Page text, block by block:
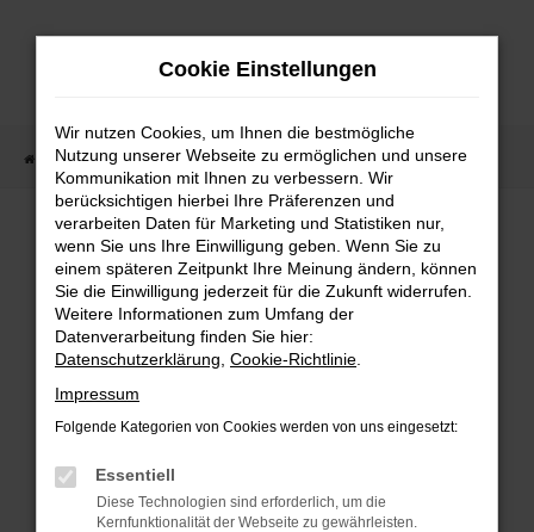
Zum
Startseite Fahrzeugangebote Fahrzeugmarkt
Fahrzeugmarkt
Fehler: Network Error
Beim Laden ist ein Fehler aufgetreten.
Hier sind ein paar Tipps, die dir helfen können:
Überprüfe deine Firewall und deine
Internetverbindung.
Cookie Einstellungen
Wir nutzen Cookies, um Ihnen die bestmögliche
Nutzung unserer Webseite zu ermöglichen und unsere
Kommunikation mit Ihnen zu verbessern. Wir
berücksichtigen hierbei Ihre Präferenzen und
verarbeiten Daten für Marketing und Statistiken nur,
wenn Sie uns Ihre Einwilligung geben. Wenn Sie zu
einem späteren Zeitpunkt Ihre Meinung ändern, können
Sie die Einwilligung jederzeit für die Zukunft widerrufen.
Weitere Informationen zum Umfang der
Datenverarbeitung finden Sie hier:
Datenschutzerklärung Cookie-Richtlinie
Impressum
Folgende Kategorien von Cookies werden von uns eingesetzt:
Essentiell
Diese Technologien sind erforderlich, um die
Kernfunktionalität der Webseite zu gewährleisten.